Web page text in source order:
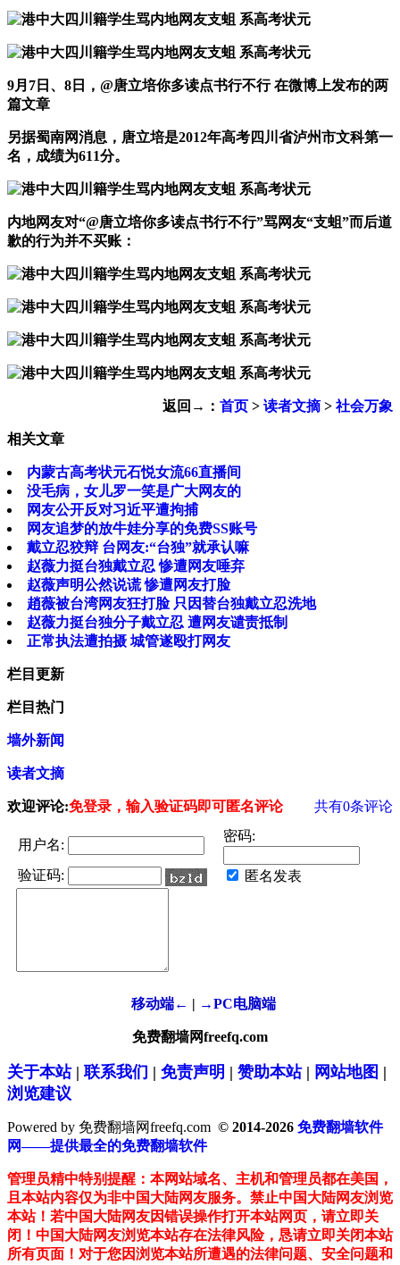
9月7日、8日，@唐立培你多读点书行不行 在微博上发布的两
篇文章
另据蜀南网消息，唐立培是2012年高考四川省泸州市文科第一
名，成绩为611分。
内地网友对“@唐立培你多读点书行不行”骂网友“支蛆”而后道
歉的行为并不买账：
返回→： 首页 > 读者文摘> 社会万象
相关文章
内蒙古高考状元石悦女流66直播间
没毛病，女儿罗一笑是广大网友的
网友公开反对习近平遭拘捕
网友追梦的放牛娃分享的免费SS账号
戴立忍狡辩 台网友:“台独”就承认嘛
赵薇力挺台独戴立忍 惨遭网友唾弃
赵薇声明公然说谎 惨遭网友打脸
趙薇被台湾网友狂打脸 只因替台独戴立忍洗地
赵薇力挺台独分子戴立忍 遭网友谴责抵制
正常执法遭拍摄 城管遂殴打网友
栏目更新
栏目热门
墙外新闻
读者文摘
欢迎评论:免登录，输入验证码即可匿名评论 共有0条评论
用户名:
密码:
验证码: 匿名发表
移动端← | →PC电脑端
免费翻墙网freefq.com
关于本站| 联系我们 | 免责声明 | 赞助本站| 网站地图 |
浏览建议
Powered by 免费翻墙网freefq.com © 2014-2026 免费翻墙软件
网——提供最全的免费翻墙软件
管理员精中特别提醒：本网站域名、主机和管理员都在美国，
且本站内容仅为非中国大陆网友服务。禁止中国大陆网友浏览
本站！若中国大陆网友因错误操作打开本站网页，请立即关
闭！中国大陆网友浏览本站存在法律风险，恳请立即关闭本站
所有页面！对于您因浏览本站所遭遇的法律问题、安全问题和